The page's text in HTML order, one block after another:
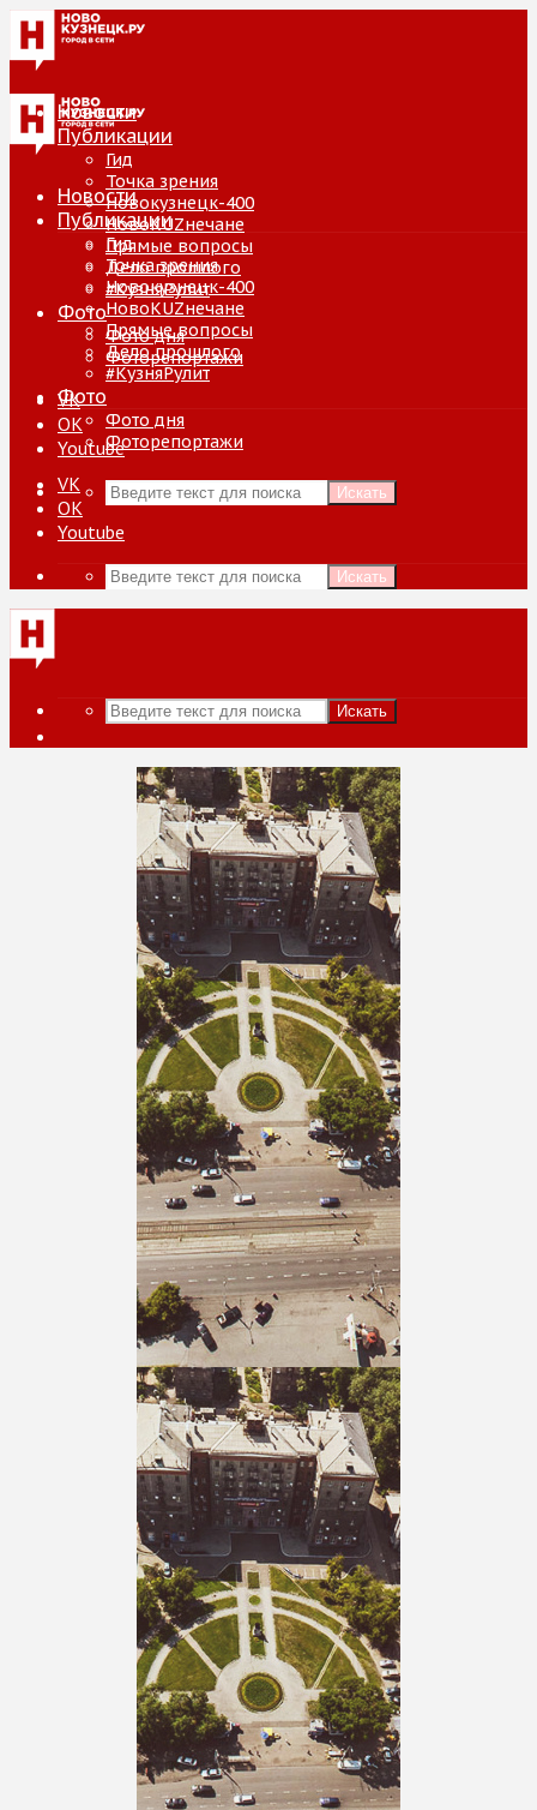
Новости
Публикации
Гид
Точка зрения
Новокузнецк-400
НовоKUZнечане
Прямые вопросы
Дело прошлого
#КузняРулит
Фото
Фото дня
Фоторепортажи
VK
ОК
Youtube
Искать
Новости
Публикации
Гид
Точка зрения
Новокузнецк-400
НовоKUZнечане
Прямые вопросы
Дело прошлого
#КузняРулит
Фото
Фото дня
Фоторепортажи
VK
ОК
Youtube
Искать
Искать